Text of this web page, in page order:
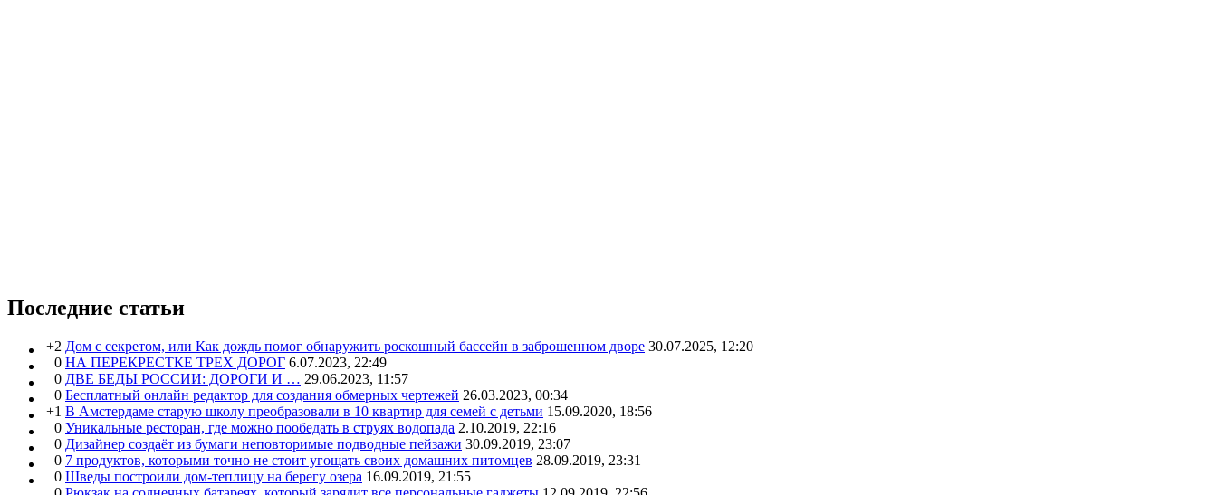
Последние статьи
+2 Дом с секретом, или Как дождь помог обнаружить роскошный бассейн в заброшенном дворе 30.07.2025, 12:20
0 НА ПЕРЕКРЕСТКЕ ТРЕХ ДОРОГ 6.07.2023, 22:49
0 ДВЕ БЕДЫ РОССИИ: ДОРОГИ И … 29.06.2023, 11:57
0 Бесплатный онлайн редактор для создания обмерных чертежей 26.03.2023, 00:34
+1 В Амстердаме старую школу преобразовали в 10 квартир для семей с детьми 15.09.2020, 18:56
0 Уникальные ресторан, где можно пообедать в струях водопада 2.10.2019, 22:16
0 Дизайнер создаёт из бумаги неповторимые подводные пейзажи 30.09.2019, 23:07
0 7 продуктов, которыми точно не стоит угощать своих домашних питомцев 28.09.2019, 23:31
0 Шведы построили дом-теплицу на берегу озера 16.09.2019, 21:55